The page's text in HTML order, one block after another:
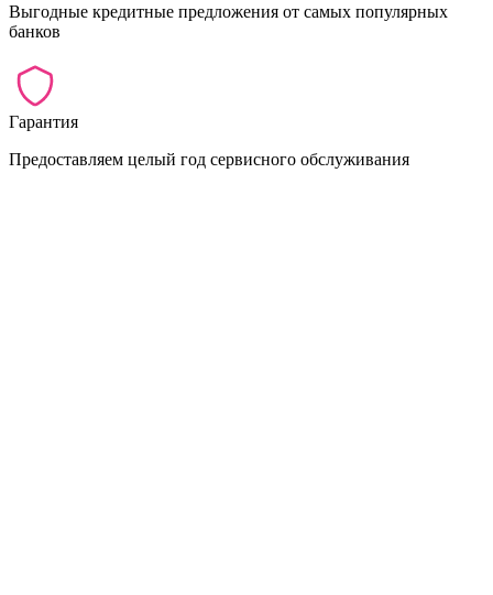
Выгодные кредитные предложения от самых популярных
банков
Гарантия
Предоставляем целый год сервисного обслуживания